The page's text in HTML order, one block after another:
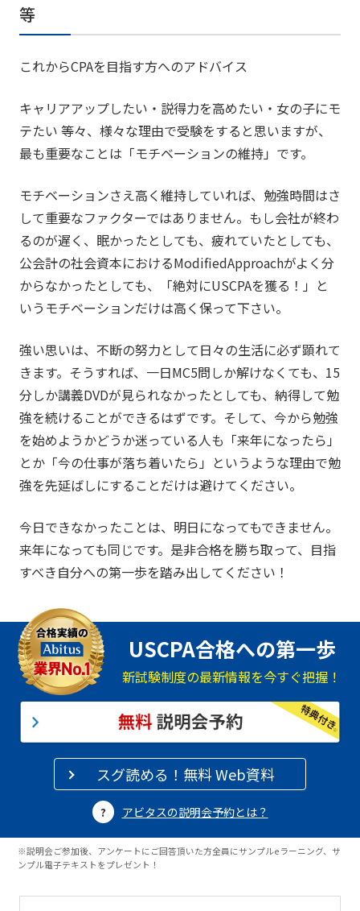
等
これからCPAを目指す方へのアドバイス
キャリアアップしたい・説得力を高めたい・女の子にモ
テたい 等々、様々な理由で受験をすると思いますが、
最も重要なことは「モチベーションの維持」です。
モチベーションさえ高く維持していれば、勉強時間はさ
して重要なファクターではありません。もし会社が終わ
るのが遅く、眠かったとしても、疲れていたとしても、
公会計の社会資本におけるModifiedApproachがよく分
からなかったとしても、「絶対にUSCPAを獲る！」と
いうモチベーションだけは高く保って下さい。
強い思いは、不断の努力として日々の生活に必ず顕れて
きます。そうすれば、一日MC5問しか解けなくても、15
分しか講義DVDが見られなかったとしても、納得して勉
強を続けることができるはずです。そして、今から勉強
を始めようかどうか迷っている人も「来年になったら」
とか「今の仕事が落ち着いたら」というような理由で勉
強を先延ばしにすることだけは避けてください。
今日できなかったことは、明日になってもできません。
来年になっても同じです。是非合格を勝ち取って、目指
すべき自分への第一歩を踏み出してください！
USCPA合格への第一歩
新試験制度の最新情報を今すぐ把握！
スグ読める！無料 Web資料
アビタスの説明会予約とは？
※説明会ご参加後、アンケートにご回答頂いた方全員にサンプルeラーニング、サ
ンプル電子テキストをプレゼント！